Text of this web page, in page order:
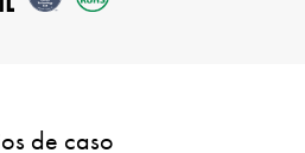
de caso